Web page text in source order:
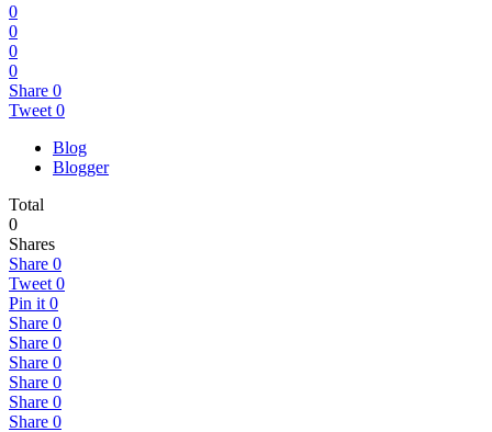
0
0
0
0
Share 0
Tweet 0
Blog
Blogger
Total
0
Shares
Share 0
Tweet 0
Pin it 0
Share 0
Share 0
Share 0
Share 0
Share 0
Share 0